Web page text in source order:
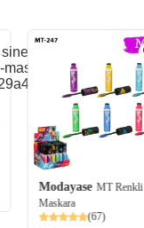
Modayase MT Renkli
Maskara
(67)